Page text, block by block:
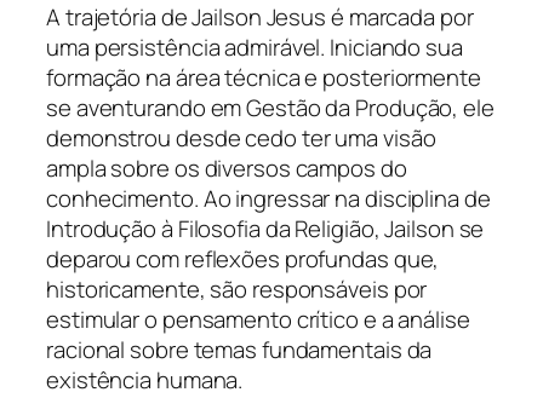
A trajetória de Jailson Jesus é marcada por
uma persistência admirável. Iniciando sua
formação na área técnica e posteriormente
se aventurando em Gestão da Produção, ele
demonstrou desde cedo ter uma visão
ampla sobre os diversos campos do
conhecimento. Ao ingressar na disciplina de
Introdução à Filosofia da Religião, Jailson se
deparou com reflexões profundas que,
historicamente, são responsáveis por
estimular o pensamento crítico e a análise
racional sobre temas fundamentais da
existência humana.